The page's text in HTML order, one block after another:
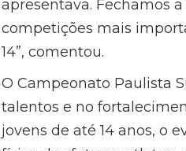
apresentava. Fechamos
competições mais
14”, comentou.
O Campeonato Paulista
talentos e no
jovens de até 14 anos, o